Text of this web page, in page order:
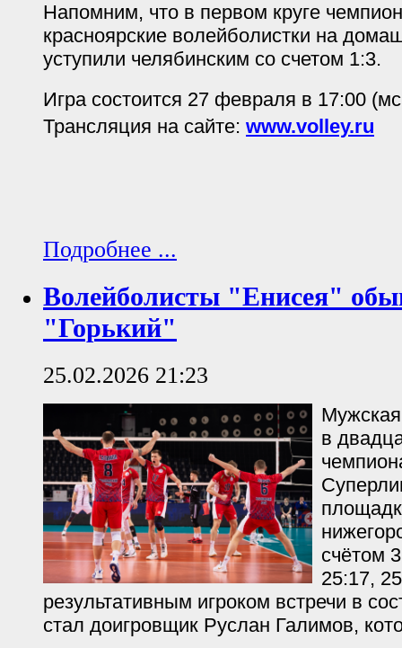
Напомним, что в первом круге
красноярские волейболистки на
уступили челябинским со счетом 1:3.
Игра состоится 27 февраля в 17:00
Трансляция на сайте: www.volley.ru
Подробнее ...
Волейболисты "Енисея"
"Горький"
25.02.2026 21:23
в
счётом
25:17,
результативным игроком встречи в
стал доигровщик Руслан Галимов,